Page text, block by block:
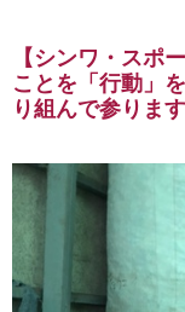
【シンワ・スポ
ことを「行動」
り組んで参ります